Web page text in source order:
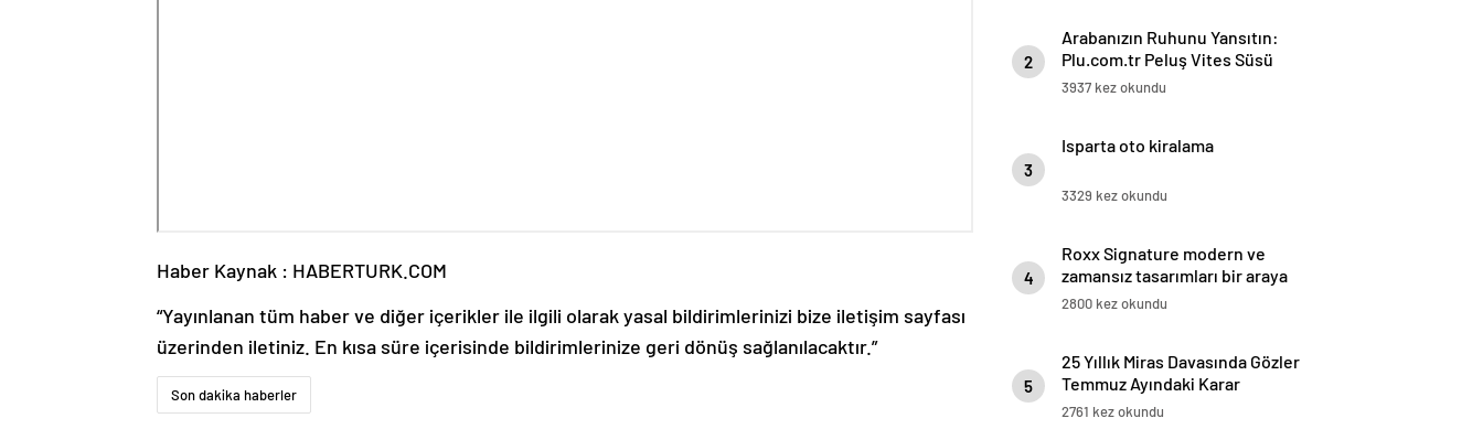
Haber Kaynak : HABERTURK.COM
“Yayınlanan tüm haber ve diğer içerikler ile ilgili olarak yasal bildirimlerinizi bize iletişim sayfası
üzerinden iletiniz. En kısa süre içerisinde bildirimlerinize geri dönüş sağlanılacaktır.”
Son dakika haberler
2
Arabanızın Ruhunu Yansıtın:
Plu.com.tr Peluş Vites Süsü
Modelleri
3937 kez okundu
3
Isparta oto kiralama
3329 kez okundu
4
Roxx Signature modern ve
zamansız tasarımları bir araya
getiriyor
2800 kez okundu
5
25 Yıllık Miras Davasında Gözler
Temmuz Ayındaki Karar
Duruşmasına Çevrildi
2761 kez okundu